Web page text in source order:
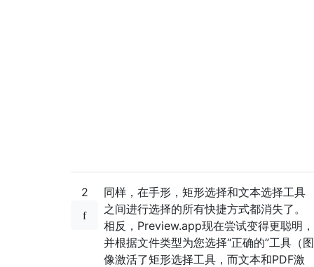
2
同样，在手形，矩形选择和文本选择工具
之间进行选择的所有快捷方式都消失了。
相反，Preview.app现在尝试变得更聪明，
并根据文件类型为您选择“正确的”工具（图
像激活了矩形选择工具，而文本和PDF激